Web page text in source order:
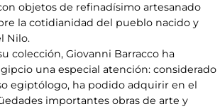
objetos de refinadísimo artesanado
la cotidianidad del pueblo nacido y
Nilo.
colección, Giovanni Barracco ha
una especial atención: considerado
egiptólogo, ha podido adquirir en el
importantes obras de arte y